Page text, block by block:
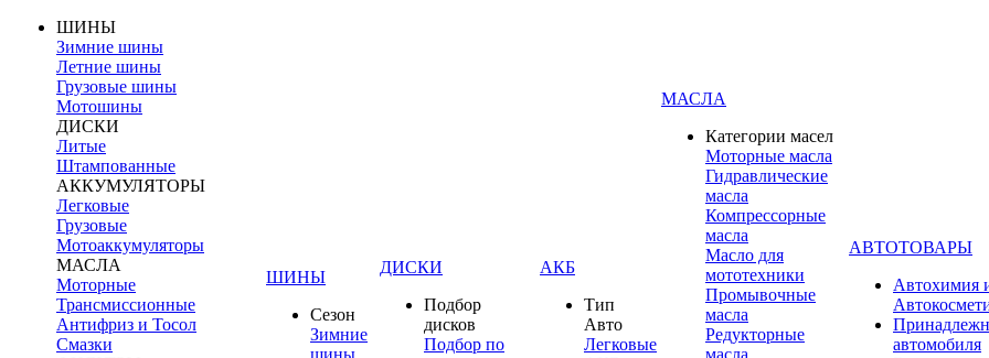
ШИНЫ
Зимние шины
Летние шины
Грузовые шины
Мотошины
ДИСКИ
Литые
Штампованные
АККУМУЛЯТОРЫ
Легковые
Грузовые
Мотоаккумуляторы
МАСЛА
Моторные
Трансмиссионные
Антифриз и Тосол
Смазки
ШИНЫ
Сезон
Зимние
шины
ДИСКИ
Подбор
дисков
Подбор по
АКБ
Тип
Авто
Легковые
МАСЛА
Категории масел
Моторные масла
Гидравлические
масла
Компрессорные
масла
Масло для
мототехники
Промывочные
масла
Редукторные
масла
АВТОТОВАРЫ
Автохимия
автомобиля